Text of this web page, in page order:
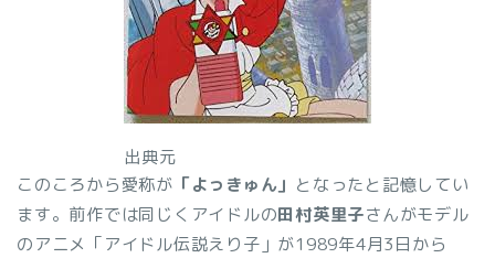
出典元
このころから愛称が 「よっきゅん」 となったと記憶してい
ます。前作では同じくアイドルの田村英里子さんがモデル
のアニメ「アイドル伝説えり子」が1989年4月3日から